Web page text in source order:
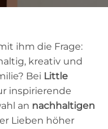
ihm die Frage:
kreativ und
Bei Little
inspirierende
an nachhaltigen
Lieben höher